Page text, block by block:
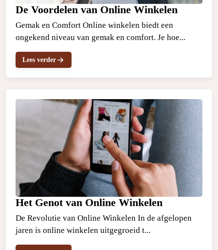
De Voordelen van Online Winkelen
Gemak en Comfort Online winkelen biedt een
ongekend niveau van gemak en comfort. Je hoe...
Lees verder
Het Genot van Online Winkelen
De Revolutie van Online Winkelen In de afgelopen
jaren is online winkelen uitgegroeid t...